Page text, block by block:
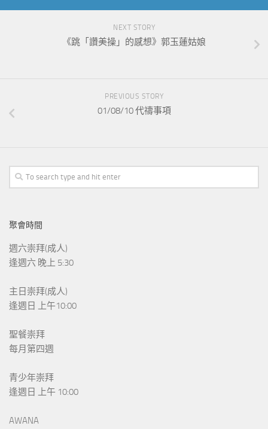
NEXT STORY
《跳「讚美操」的感想》郭玉蓮姑娘
PREVIOUS STORY
01/08/10 代禱事項
聚會時間
週六崇拜(成人)
逢週六 晚上 5:30
主日崇拜(成人)
逢週日 上午10:00
聖餐崇拜
每月第四週
青少年崇拜
逢週日 上午 10:00
AWANA